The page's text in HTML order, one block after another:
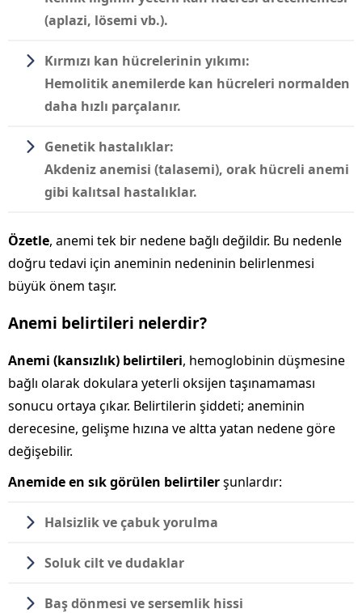
(aplazi, lösemi vb.).
Kırmızı kan hücrelerinin yıkımı:
Hemolitik anemilerde kan hücreleri normalden
daha hızlı parçalanır.
Genetik hastalıklar:
Akdeniz anemisi (talasemi), orak hücreli anemi
gibi kalıtsal hastalıklar.
Özetle, anemi tek bir nedene bağlı değildir. Bu nedenle
doğru tedavi için aneminin nedeninin belirlenmesi
büyük önem taşır.
Anemi belirtileri nelerdir?
Anemi (kansızlık) belirtileri, hemoglobinin düşmesine
bağlı olarak dokulara yeterli oksijen taşınamaması
sonucu ortaya çıkar. Belirtilerin şiddeti; aneminin
derecesine, gelişme hızına ve altta yatan nedene göre
değişebilir.
Anemide en sık görülen belirtilerşunlardır:
Halsizlik ve çabuk yorulma
Soluk cilt ve dudaklar
Baş dönmesi ve sersemlik hissi